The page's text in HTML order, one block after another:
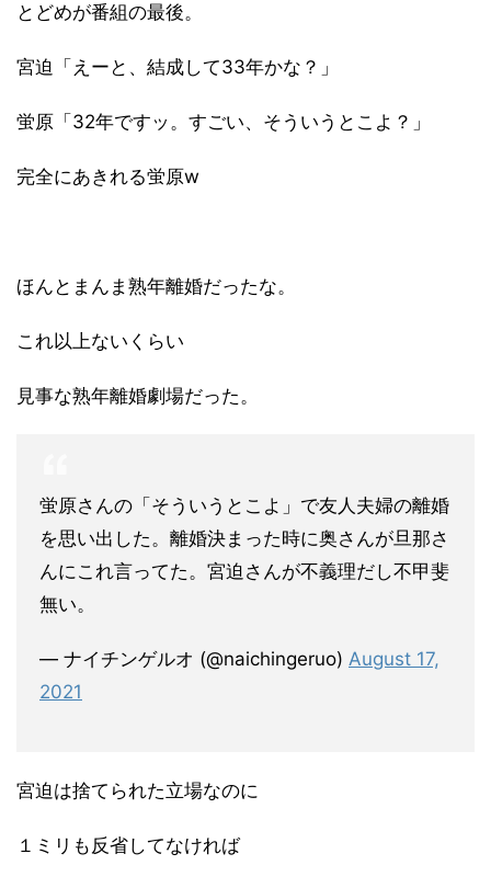
とどめが番組の最後。
宮迫「えーと 、結成して33年かな？」
蛍原 「32年ですッ。 すごい、 そういう とこ よ？ 」
完全にあきれる蛍原w
ほんとまんま熟年離婚だったな。
これ以上ないくらい
見事な熟年離婚劇場だった。
蛍原さんの「そういうとこよ」で友人夫婦の離婚
を思い出した。離婚決まった時に奥さんが旦那さ
んにこれ言ってた。宮迫さんが不義理だし不甲斐
無い。
— ナイチンゲルオ (@naichingeruo) August 17,
2021
宮迫は捨てられた立場なのに
１ミリも反省してなければ